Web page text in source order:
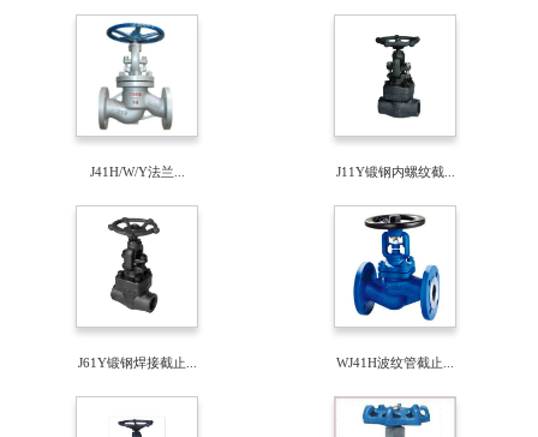
J41H/W/Y法兰... J11Y锻钢内螺纹截...
J61Y锻钢焊接截止... WJ41H波纹管截止...